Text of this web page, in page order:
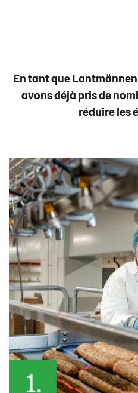
En tant que
avons déjà pris de
réduire les